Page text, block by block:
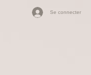
Se connecter